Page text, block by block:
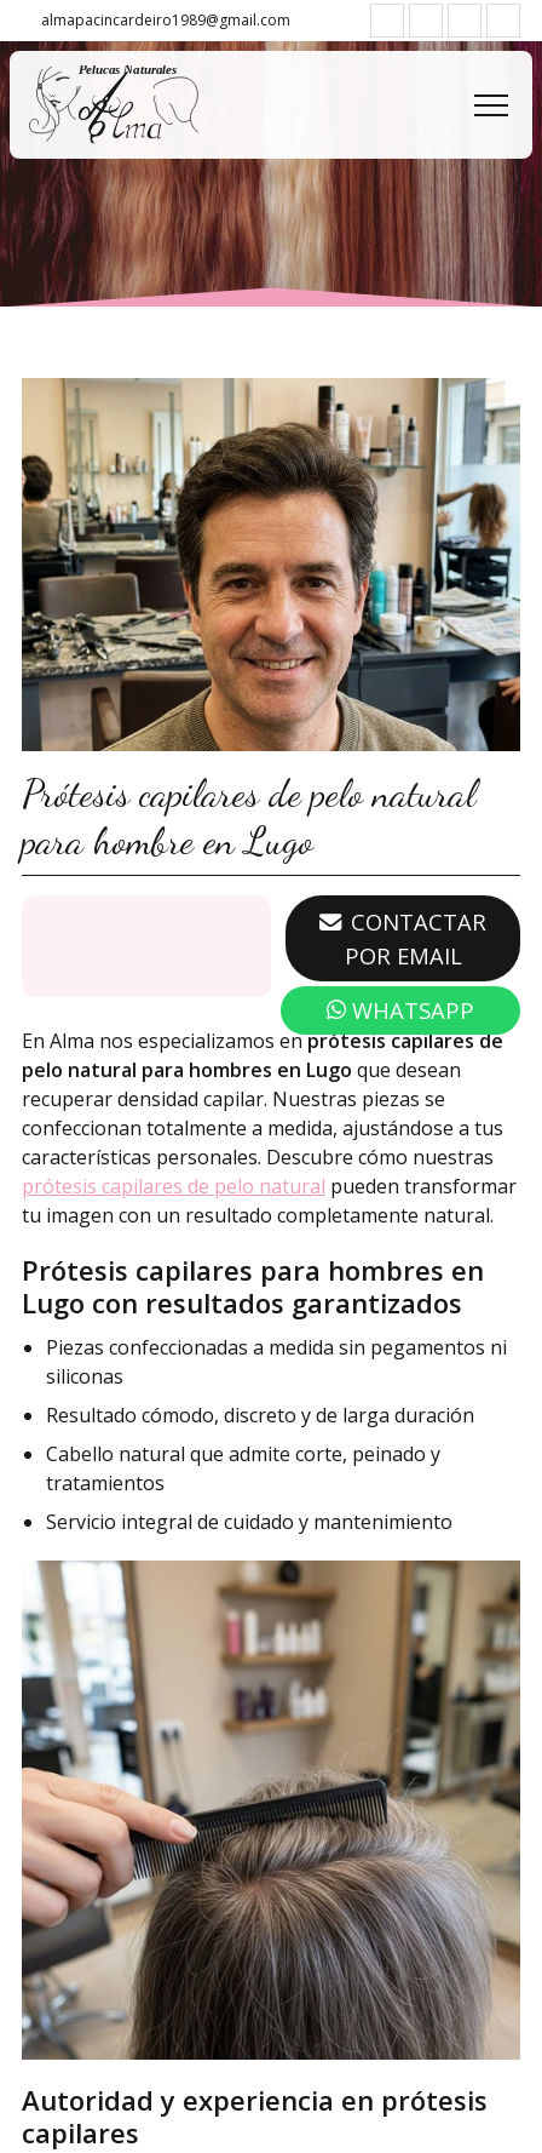
almapacincardeiro1989@gmail.com
Prótesis capilares de pelo natural
para hombre en Lugo
671 362 086
CONTACTAR
POR EMAIL
WHATSAPP
En Alma nos especializamos enprótesis capilares de
pelo natural para hombres en Lugo que desean
recuperar densidad capilar. Nuestras piezas se
confeccionan totalmente a medida, ajustándose a tus
características personales. Descubre cómo nuestras
prótesis capilares de pelo natural pueden transformar
tu imagen con un resultado completamente natural.
Prótesis capilares para hombres en
Lugo con resultados garantizados
Piezas confeccionadas a medida sin pegamentos ni
siliconas
Resultado cómodo, discreto y de larga duración
Cabello natural que admite corte, peinado y
tratamientos
Servicio integral de cuidado y mantenimiento
Autoridad y experiencia en prótesis
capilares